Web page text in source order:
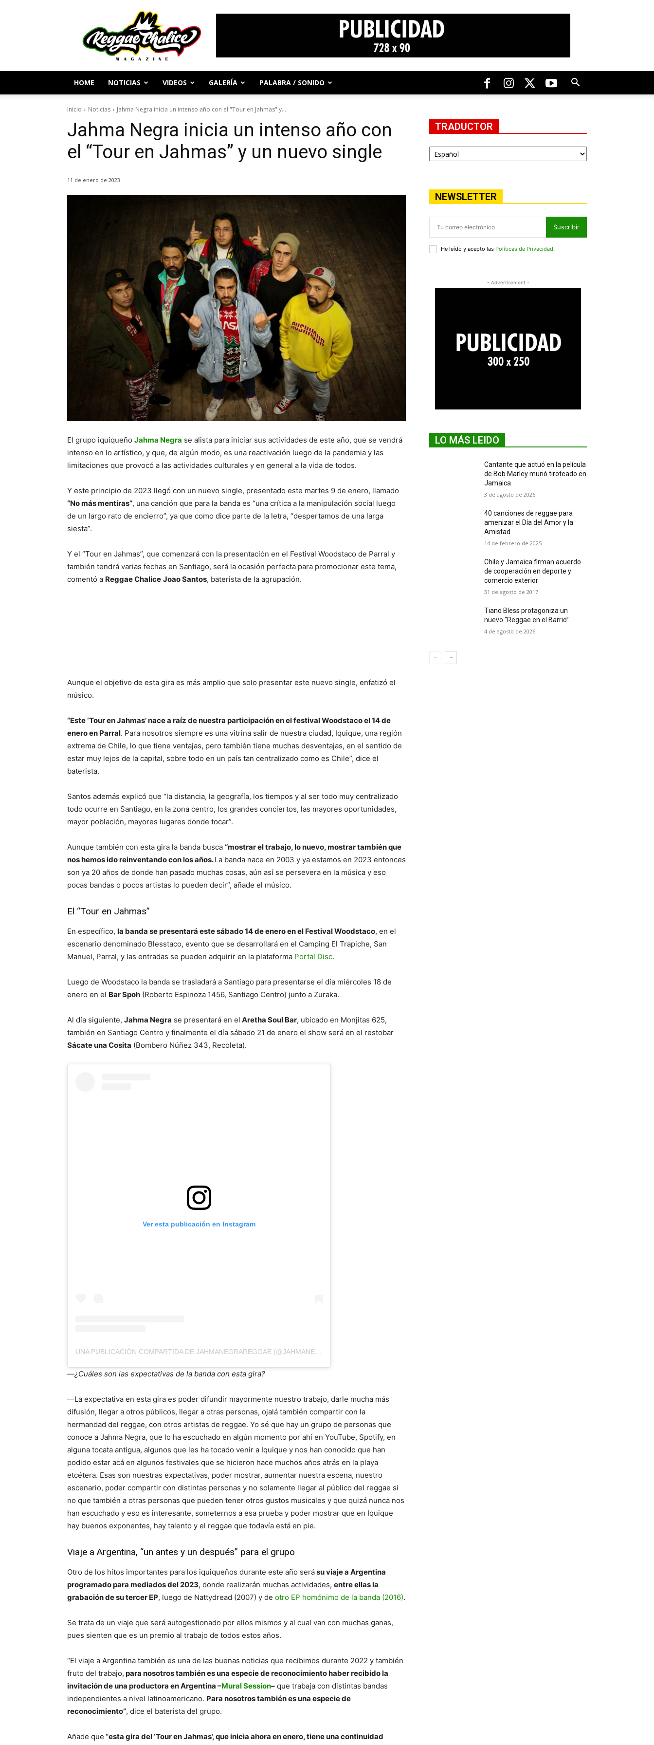
Periodismo
y
Cultura
Reggae
HOME NOTICIAS VIDEOS GALERÍA PALABRA / SONIDO
Inicio Noticias Jahma Negra inicia un intenso año con el "Tour en Jahmas" y...
Jahma Negra inicia un intenso año con
el “Tour en Jahmas” y un nuevo single
11 de enero de 2023
El grupo iquiqueño Jahma Negra se alista para iniciar sus actividades de este año, que se vendrá
intenso en lo artístico, y que, de algún modo, es una reactivación luego de la pandemia y las
limitaciones que provocó a las actividades culturales y en general a la vida de todos.
Y este principio de 2023 llegó con un nuevo single, presentado este martes 9 de enero, llamado
“No más mentiras”, una canción que para la banda es “una crítica a la manipulación social luego
de un largo rato de encierro”, ya que como dice parte de la letra, “despertamos de una larga
siesta”.
Y el “Tour en Jahmas”, que comenzará con la presentación en el Festival Woodstaco de Parral y
también tendrá varias fechas en Santiago, será la ocasión perfecta para promocionar este tema,
comentó a Reggae Chalice Joao Santos, baterista de la agrupación.
Aunque el objetivo de esta gira es más amplio que solo presentar este nuevo single, enfatizó el
músico.
“Este ‘Tour en Jahmas’ nace a raíz de nuestra participación en el festival Woodstaco el 14 de
enero en Parral. Para nosotros siempre es una vitrina salir de nuestra ciudad, Iquique, una región
extrema de Chile, lo que tiene ventajas, pero también tiene muchas desventajas, en el sentido de
estar muy lejos de la capital, sobre todo en un país tan centralizado como es Chile”, dice el
baterista.
Santos además explicó que “la distancia, la geografía, los tiempos y al ser todo muy centralizado
todo ocurre en Santiago, en la zona centro, los grandes conciertos, las mayores oportunidades,
mayor población, mayores lugares donde tocar”.
Aunque también con esta gira la banda busca “mostrar el trabajo, lo nuevo, mostrar también que
nos hemos ido reinventando con los años.La banda nace en 2003 y ya estamos en 2023 entonces
son ya 20 años de donde han pasado muchas cosas, aún así se persevera en la música y eso
pocas bandas o pocos artistas lo pueden decir”, añade el músico.
El “Tour en Jahmas”
En específico, la banda se presentará este sábado 14 de enero en el Festival Woodstaco, en el
escenario denominado Blesstaco, evento que se desarrollará en el Camping El Trapiche, San
Manuel, Parral, y las entradas se pueden adquirir en la plataforma Portal Disc.
Luego de Woodstaco la banda se trasladará a Santiago para presentarse el día miércoles 18 de
enero en el Bar Spoh (Roberto Espinoza 1456, Santiago Centro) junto a Zuraka.
Al día siguiente, Jahma Negra se presentará en el Aretha Soul Bar, ubicado en Monjitas 625,
también en Santiago Centro y finalmente el día sábado 21 de enero el show será en el restobar
Sácate una Cosita (Bombero Núñez 343, Recoleta).
Ver esta publicación en Instagram
UNA PUBLICACIÓN COMPARTIDA DE JAHMANEGRAREGGAE (@JAHMANEGRA_OFICIAL)
—¿Cuáles son las expectativas de la banda con esta gira?
—La expectativa en esta gira es poder difundir mayormente nuestro trabajo, darle mucha más
difusión, llegar a otros públicos, llegar a otras personas, ojalá también compartir con la
hermandad del reggae, con otros artistas de reggae. Yo sé que hay un grupo de personas que
conoce a Jahma Negra, que lo ha escuchado en algún momento por ahí en YouTube, Spotify, en
alguna tocata antigua, algunos que les ha tocado venir a Iquique y nos han conocido que han
podido estar acá en algunos festivales que se hicieron hace muchos años atrás en la playa
etcétera. Esas son nuestras expectativas, poder mostrar, aumentar nuestra escena, nuestro
escenario, poder compartir con distintas personas y no solamente llegar al público del reggae si
no que también a otras personas que pueden tener otros gustos musicales y que quizá nunca nos
han escuchado y eso es interesante, someternos a esa prueba y poder mostrar que en Iquique
hay buenos exponentes, hay talento y el reggae que todavía está en pie.
Viaje a Argentina, “un antes y un después” para el grupo
Otro de los hitos importantes para los iquiqueños durante este año serásu viaje a Argentina
programado para mediados del 2023, donde realizarán muchas actividades, entre ellas la
grabación de su tercer EP, luego de Nattydread (2007) y de otro EP homónimo de la banda (2016).
Se trata de un viaje que será autogestionado por ellos mismos y al cual van con muchas ganas,
pues sienten que es un premio al trabajo de todos estos años.
“El viaje a Argentina también es una de las buenas noticias que recibimos durante 2022 y también
fruto del trabajo, para nosotros también es una especie de reconocimiento haber recibido la
invitación de una productora en Argentina –Mural Session– que trabaja con distintas bandas
independientes a nivel latinoamericano. Para nosotros también es una especie de
reconocimiento”, dice el baterista del grupo.
Añade que “esta gira del ‘Tour en Jahmas’, que inicia ahora en enero, tiene una continuidad
TRADUCTOR
NEWSLETTER
Suscribir
He leído y acepto las Políticas de Privacidad.
- Advertisement -
LO MÁS LEIDO
Cantante que actuó en la película
de Bob Marley murió tiroteado en
Jamaica
3 de agosto de 2026
40 canciones de reggae para
amenizar el Día del Amor y la
Amistad
14 de febrero de 2025
Chile y Jamaica firman acuerdo
de cooperación en deporte y
comercio exterior
31 de agosto de 2017
Tiano Bless protagoniza un
nuevo “Reggae en el Barrio”
4 de agosto de 2026